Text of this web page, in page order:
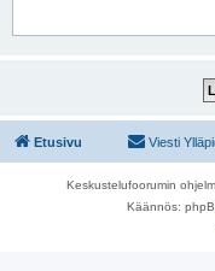
Etusivu Viesti
Keskustelufoorumin
Käännös: